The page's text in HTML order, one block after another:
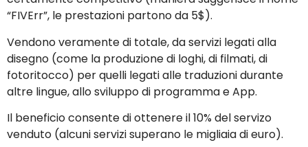
“FIVErr”, le prestazioni partono da 5$).
Vendono veramente di totale, da servizi legati alla
disegno (come la produzione di loghi, di filmati, di
fotoritocco) per quelli legati alle traduzioni durante
altre lingue, allo sviluppo di programma e App.
Il beneficio consente di ottenere il 10% del servizo
venduto (alcuni servizi superano le migliaia di euro).